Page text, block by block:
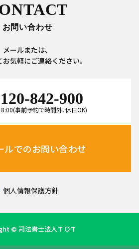
お問い合わせ
メールまたは、
気軽にご連絡ください。
842-900
事前予約で時間外、休日OK)
ルでのお問い合わせ
個人情報保護方針
© 司法書士法人ＴＯＴ